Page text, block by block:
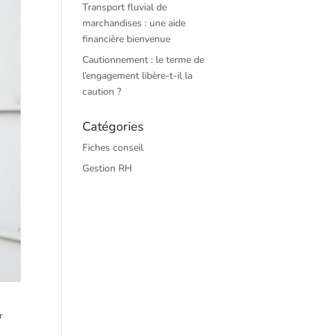
Transport fluvial de
marchandises : une aide
financière bienvenue
Cautionnement : le terme de
l’engagement libère-t-il la
caution ?
Catégories
Fiches conseil
Gestion RH